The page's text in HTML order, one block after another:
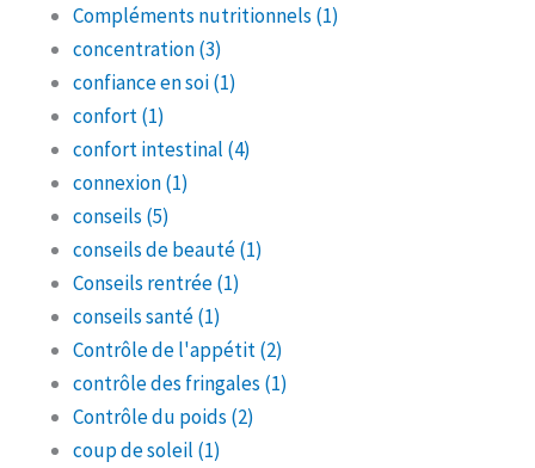
Compléments nutritionnels (1)
concentration(3)
confiance en soi(1)
confort(1)
confort intestinal (4)
connexion(1)
conseils (5)
conseils de beauté(1)
Conseils rentrée(1)
conseils santé(1)
Contrôle de l'appétit(2)
contrôle des fringales (1)
Contrôle du poids (2)
coup de soleil (1)